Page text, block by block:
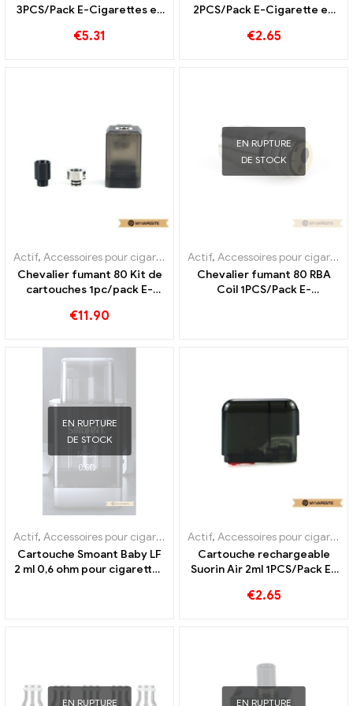
3PCS/Pack E-Cigarettes en
€5.31
2PCS/Pack E-Cigarette en
€2.65
Actif, Accessoires pour cigarettes électroniques ,Évaporateur
Chevalier fumant 80 Kit de
cartouches 1pc/pack E-
personnalisé
€11.90
EN RUPTURE
DE STOCK
Actif, Accessoires pour cigarettes électroniques
Chevalier fumant 80 RBA
Coil 1PCS/Pack E-
EN RUPTURE
DE STOCK
Actif, Accessoires pour cigarettes électroniques ,Évaporateur
Cartouche Smoant Baby LF
2 ml 0,6 ohm pour cigarettes
Actif, Accessoires pour cigarettes électroniques
Cartouche rechargeable
Suorin Air 2ml 1PCS/Pack E-
personnalisé
€2.65
EN RUPTURE
EN RUPTURE